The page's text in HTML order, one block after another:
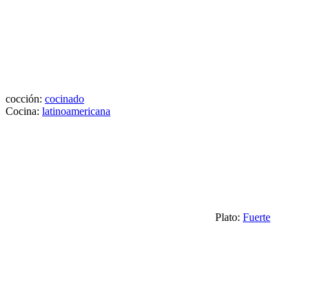
cocción: cocinado
Cocina: latinoamericana
Plato: Fuerte